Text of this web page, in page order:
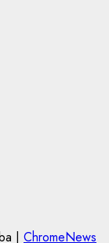
| ChromeNews